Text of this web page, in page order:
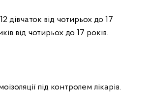
дівчаток від чотирьох до 17
від чотирьох до 17 років.
під контролем лікарів.